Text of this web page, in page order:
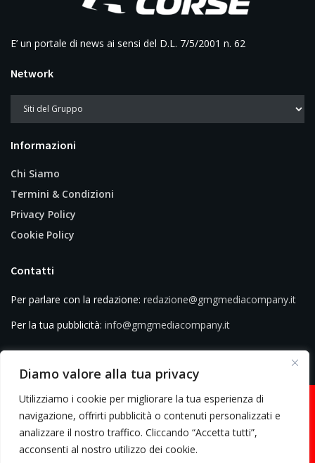
Diamo valore alla tua privacy
Utilizziamo i cookie per migliorare la tua esperienza di
navigazione, offrirti pubblicità o contenuti personalizzati e
analizzare il nostro traffico. Cliccando “Accetta tutti”,
acconsenti al nostro utilizzo dei cookie.
E’ un portale di news ai sensi del D.L. 7/5/2001 n. 62
Network
Informazioni
Chi Siamo
Termini & Condizioni
Privacy Policy
Cookie Policy
Contatti
Per parlare con la redazione: redazione@gmgmediacompany.it
Per la tua pubblicità: info@gmgmediacompany.it